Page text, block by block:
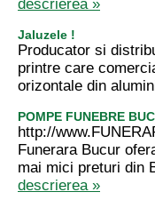
descrierea »
Jaluzele !
Producator si
printre care
orizontale din
POMPE FUNEBRE
http://
Funerara Bucur
mai mici preturi din
descrierea »